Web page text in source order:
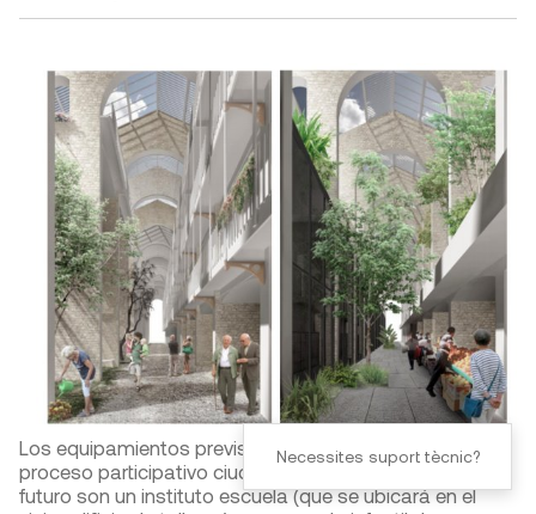
Los equipamientos previstos, y consensuados con un
proceso participativo ciudadano, para la Modelo del
futuro son un instituto escuela (que se ubicará en el
Necessites suport tècnic?